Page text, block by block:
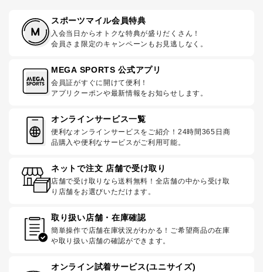
スポーツマイル会員特典
入会当日からオトクな特典が盛りだくさん！
会員さま限定のキャンペーンもお見逃しなく。
MEGA SPORTS 公式アプリ
会員証がすぐに開けて便利！
アプリクーポンや最新情報をお知らせします。
オンラインサービス一覧
便利なオンラインサービスをご紹介！24時間365日商
品購入や便利なサービスがご利用可能。
ネットで注文 店舗で受け取り
店舗で受け取りなら送料無料！全店舗の中から受け取
り店舗をお選びいただけます。
取り扱い店舗・在庫確認
簡単操作で店舗在庫状況がわかる！ご希望商品の在庫
や取り扱い店舗の確認ができます。
オンライン試着サービス(ユニサイズ)